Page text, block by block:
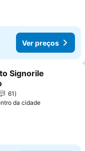
Ver preços
aos favoritos
Signorile
61
da cidade